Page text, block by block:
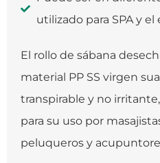
utilizado para SPA y
El rollo de sábana
material PP SS virgen
transpirable y no
para su uso por
peluqueros y